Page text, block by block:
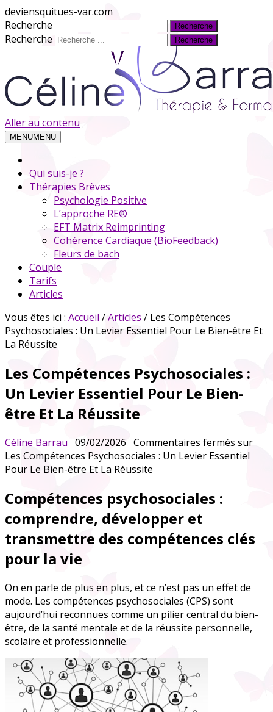
deviensquitues-var.com
Recherche
Recherche
Aller au contenu
MENUMENU
Qui suis-je ?
Thérapies Brèves
Psychologie Positive
L’approche RE®
EFT Matrix Reimprinting
Cohérence Cardiaque (BioFeedback)
Fleurs de bach
Couple
Tarifs
Articles
Vous êtes ici : Accueil /Articles / Les Compétences
Psychosociales : Un Levier Essentiel Pour Le Bien-être Et
La Réussite
Les Compétences Psychosociales :
Un Levier Essentiel Pour Le Bien-
être Et La Réussite
Céline Barrau 09/02/2026 Commentaires fermés sur
Les Compétences Psychosociales : Un Levier Essentiel
Pour Le Bien-être Et La Réussite
Compétences psychosociales :
comprendre, développer et
transmettre des compétences clés
pour la vie
On en parle de plus en plus, et ce n’est pas un effet de
mode. Les compétences psychosociales (CPS) sont
aujourd’hui reconnues comme un pilier central du bien-
être, de la santé mentale et de la réussite personnelle,
scolaire et professionnelle.